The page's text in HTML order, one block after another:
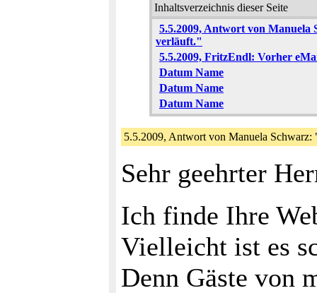
Inhaltsverzeichnis dieser Seite
5.5.2009, Antwort von Manuela
verläuft."
5.5.2009, FritzEndl: Vorher
Datum Name
Datum Name
Datum Name
5.5.2009, Antwort von Manuela
Sehr geehrter
Ich finde Ihre
Vielleicht ist es
Denn Gäste von